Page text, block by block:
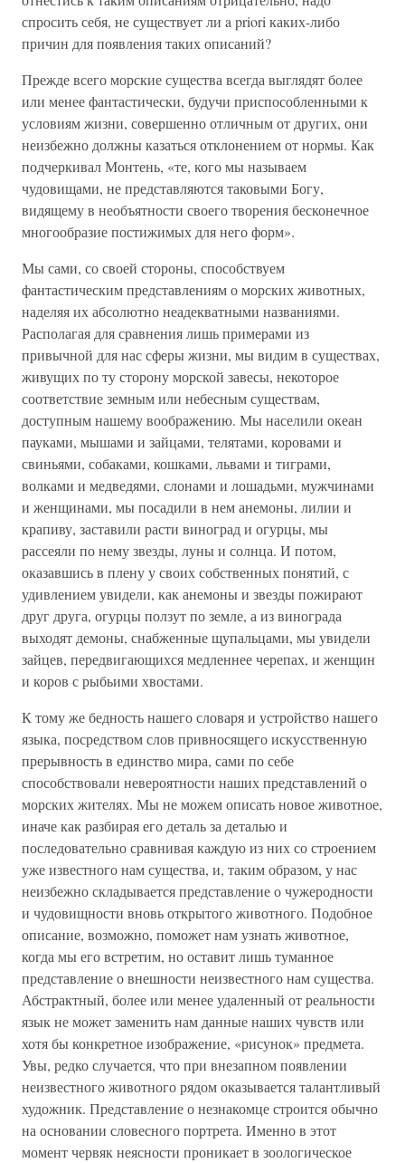
спросить себя, не существует ли a priori каких-либо
причин для появления таких описаний?
Прежде всего морские существа всегда выглядят более
или менее фантастически, будучи приспособленными к
условиям жизни, совершенно отличным от других, они
неизбежно должны казаться отклонением от нормы. Как
подчеркивал Монтень, «те, кого мы называем
чудовищами, не представляются таковыми Богу,
видящему в необъятности своего творения бесконечное
многообразие постижимых для него форм».
Мы сами, со своей стороны, способствуем
фантастическим представлениям о морских животных,
наделяя их абсолютно неадекватными названиями.
Располагая для сравнения лишь примерами из
привычной для нас сферы жизни, мы видим в существах,
живущих по ту сторону морской завесы, некоторое
соответствие земным или небесным существам,
доступным нашему воображению. Мы населили океан
пауками, мышами и зайцами, телятами, коровами и
свиньями, собаками, кошками, львами и тиграми,
волками и медведями, слонами и лошадьми, мужчинами
и женщинами, мы посадили в нем анемоны, лилии и
крапиву, заставили расти виноград и огурцы, мы
рассеяли по нему звезды, луны и солнца. И потом,
оказавшись в плену у своих собственных понятий, с
удивлением увидели, как анемоны и звезды пожирают
друг друга, огурцы ползут по земле, а из винограда
выходят демоны, снабженные щупальцами, мы увидели
зайцев, передвигающихся медленнее черепах, и женщин
и коров с рыбьими хвостами.
К тому же бедность нашего словаря и устройство нашего
языка, посредством слов привносящего искусственную
прерывность в единство мира, сами по себе
способствовали невероятности наших представлений о
морских жителях. Мы не можем описать новое животное,
иначе как разбирая его деталь за деталью и
последовательно сравнивая каждую из них со строением
уже известного нам существа, и, таким образом, у нас
неизбежно складывается представление о чужеродности
и чудовищности вновь открытого животного. Подобное
описание, возможно, поможет нам узнать животное,
когда мы его встретим, но оставит лишь туманное
представление о внешности неизвестного нам существа.
Абстрактный, более или менее удаленный от реальности
язык не может заменить нам данные наших чувств или
хотя бы конкретное изображение, «рисунок» предмета.
Увы, редко случается, что при внезапном появлении
неизвестного животного рядом оказывается талантливый
художник. Представление о незнакомце строится обычно
на основании словесного портрета. Именно в этот
момент червяк неясности проникает в зоологическое